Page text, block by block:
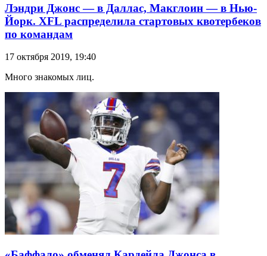
Лэндри Джонс — в Даллас, Макглоин — в Нью-
Йорк. XFL распределила стартовых квотербеков
по командам
17 октября 2019, 19:40
Много знакомых лиц.